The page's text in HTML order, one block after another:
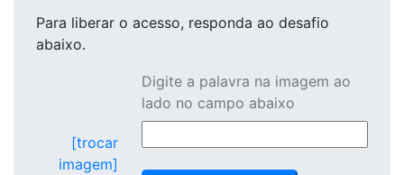
Para liberar o acesso, responda ao desafio
abaixo.
[trocar
imagem]
Digite a palavra na imagem ao
lado no campo abaixo